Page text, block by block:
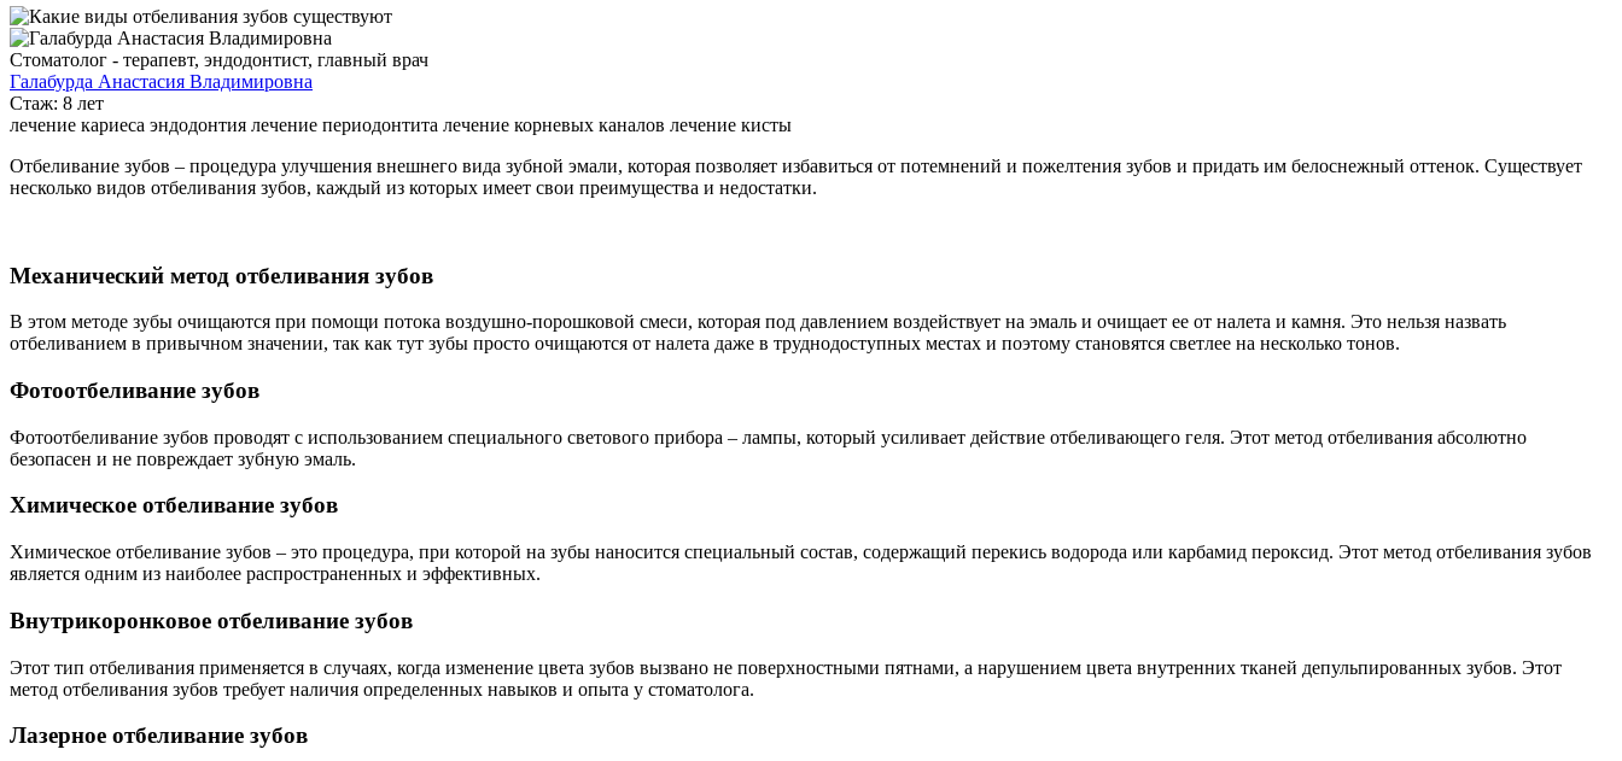
Стоматолог - терапевт, эндодонтист, главный врач
Галабурда Анастасия Владимировна
Стаж: 8 лет
лечение кариеса эндодонтия лечение периодонтита лечение корневых каналов лечение кисты
Отбеливание зубов – процедура улучшения внешнего вида зубной эмали, которая позволяет избавиться от потемнений и пожелтения зубов и придать им белоснежный оттенок. Существует
несколько видов отбеливания зубов, каждый из которых имеет свои преимущества и недостатки.
Механический метод отбеливания зубов
В этом методе зубы очищаются при помощи потока воздушно-порошковой смеси, которая под давлением воздействует на эмаль и очищает ее от налета и камня. Это нельзя назвать
отбеливанием в привычном значении, так как тут зубы просто очищаются от налета даже в труднодоступных местах и поэтому становятся светлее на несколько тонов.
Фотоотбеливание зубов
Фотоотбеливание зубов проводят с использованием специального светового прибора – лампы, который усиливает действие отбеливающего геля. Этот метод отбеливания абсолютно
безопасен и не повреждает зубную эмаль.
Химическое отбеливание зубов
Химическое отбеливание зубов – это процедура, при которой на зубы наносится специальный состав, содержащий перекись водорода или карбамид пероксид. Этот метод отбеливания зубов
является одним из наиболее распространенных и эффективных.
Внутрикоронковое отбеливание зубов
Этот тип отбеливания применяется в случаях, когда изменение цвета зубов вызвано не поверхностными пятнами, а нарушением цвета внутренних тканей депульпированных зубов. Этот
метод отбеливания зубов требует наличия определенных навыков и опыта у стоматолога.
Лазерное отбеливание зубов